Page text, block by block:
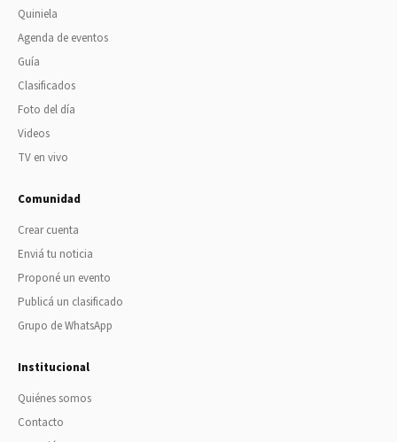
Quiniela
Agenda de eventos
Guía
Clasificados
Foto del día
Videos
TV en vivo
Comunidad
Crear cuenta
Enviá tu noticia
Proponé un evento
Publicá un clasificado
Grupo de WhatsApp
Institucional
Quiénes somos
Contacto